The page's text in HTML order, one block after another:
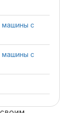
машины с
машины с